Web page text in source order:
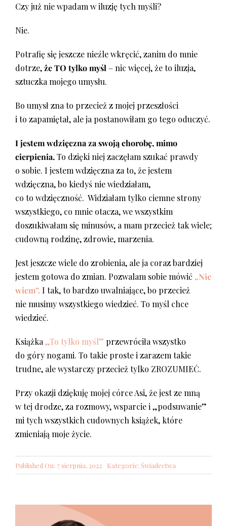
Czy już nie wpadam w iluzję tych myśli?
Nie.
Potrafię się jeszcze nieźle wkręcić, zanim do mnie
dotrze,że TO tylko myśl – nic więcej, że to iluzja,
sztuczka mojego umysłu.
Bo umysł zna to przecież z mojej przeszłości
i to zapamiętał, ale ja postanowiłam go tego oduczyć.
I jestem wdzięczna za swoją chorobę, mimo
cierpienia.To dzięki niej zaczęłam szukać prawdy
o sobie. I jestem wdzięczna za to, że jestem
wdzięczna, bo kiedyś nie wiedziałam,
co to wdzięczność. Widziałam tylko ciemne strony
wszystkiego, co mnie otacza, we wszystkim
doszukiwałam się minusów, a mam przecież tak wiele;
cudowną rodzinę, zdrowie, marzenia.
Jest jeszcze wiele do zrobienia, ale ja coraz bardziej
jestem gotowa do zmian. Pozwalam sobie mówić „Nie
wiem”.I tak, to bardzo uwalniające, bo przecież
nie musimy wszystkiego wiedzieć. To myśl chce
wiedzieć.
Książka „To tylko myśl” przewróciła wszystko
do góry nogami. To takie proste i zarazem takie
trudne, ale wystarczy przecież tylko ZROZUMIEĆ.
Przy okazji dziękuję mojej córce Asi, że jest ze mną
w tej drodze, za rozmowy, wsparcie i „podsuwanie”
mi tych wszystkich cudownych książek, które
zmieniają moje życie.
Published On: 7 sierpnia, 2022 Kategorie: Świadectwa